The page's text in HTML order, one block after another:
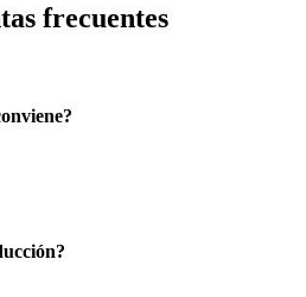
frecuentes